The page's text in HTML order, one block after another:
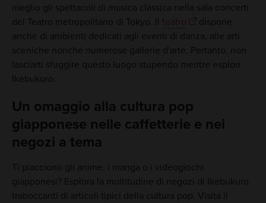
meglio gli spettacoli di musica classica nella sala concerti
del Teatro metropolitano di Tokyo. Il teatro
dispone
anche di ambienti dedicati agli eventi di danza, alle arti
sceniche nonché numerose gallerie d'arte. Pertanto, non
lasciarti sfuggire questo luogo stupendo mentre esplori
Ikebukuro.
Un omaggio alla cultura pop
giapponese nelle caffetterie e nei
negozi a tema
Ti piacciono gli anime, i manga o i videogiochi
giapponesi? Esplora la moltitudine di negozi di Ikebukuro
traboccanti di articoli tipici della cultura pop. Visita il